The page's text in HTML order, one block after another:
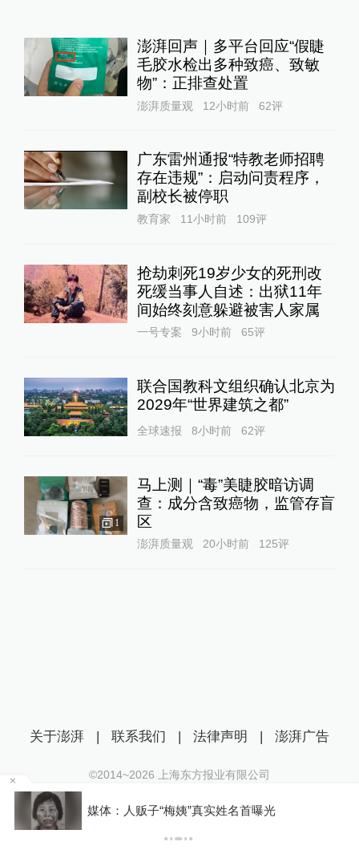
澎湃回声｜多平台回应“假睫
毛胶水检出多种致癌、致敏
物”：正排查处置
澎湃质量观 12小时前 62评
广东雷州通报“特教老师招聘
存在违规”：启动问责程序，
副校长被停职
教育家 11小时前 109评
抢劫刺死19岁少女的死刑改
死缓当事人自述：出狱11年
间始终刻意躲避被害人家属
一号专案 9小时前 65评
联合国教科文组织确认北京为
2029年“世界建筑之都”
全球速报 8小时前 62评
1
马上测｜“毒”美睫胶暗访调
查：成分含致癌物，监管存盲
区
澎湃质量观 20小时前 125评
媒体：人贩子“梅姨”真实姓名首曝光
关于澎湃 | 联系我们 | 法律声明 | 澎湃广告
©2014~2026 上海东方报业有限公司
沪ICP证：沪B2-20170116 | 沪ICP备14003370号
互联网新闻信息服务许可证：31120170006
沪公网安备 31010602000299号